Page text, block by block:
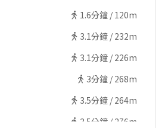
1.6分鐘 / 120m
3.1分鐘 / 232m
3.1分鐘 / 226m
3分鐘 / 268m
3.5分鐘 / 264m
3.5分鐘 / 276m